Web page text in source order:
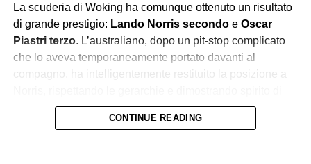
Mercedes non vive un momento brillante, ma ci si
aspettava da Russell almeno la capacità di infastidire le
Ferrari o inserirsi nella lotta per il podio. Invece, il suo GP
è stato privo di guizzi, segnato da un ritmo ordinario e da
Aston Martin
Se Alonso ha abituato a rimonte eroiche e Stroll a
La scuderia di Woking ha comunque ottenuto un risultato
di grande prestigio: Lando Norris secondoe Oscar
Piastri terzo. L’australiano, dopo un pit-stop complicato
che lo aveva temporaneamente portato davanti al
compagno, ha intelligentemente restituito la posizione a
squadra. Entrambi hanno confermato la solidità di una
McLaren che si candida ormai stabilmente come seconda
CONTINUE READING